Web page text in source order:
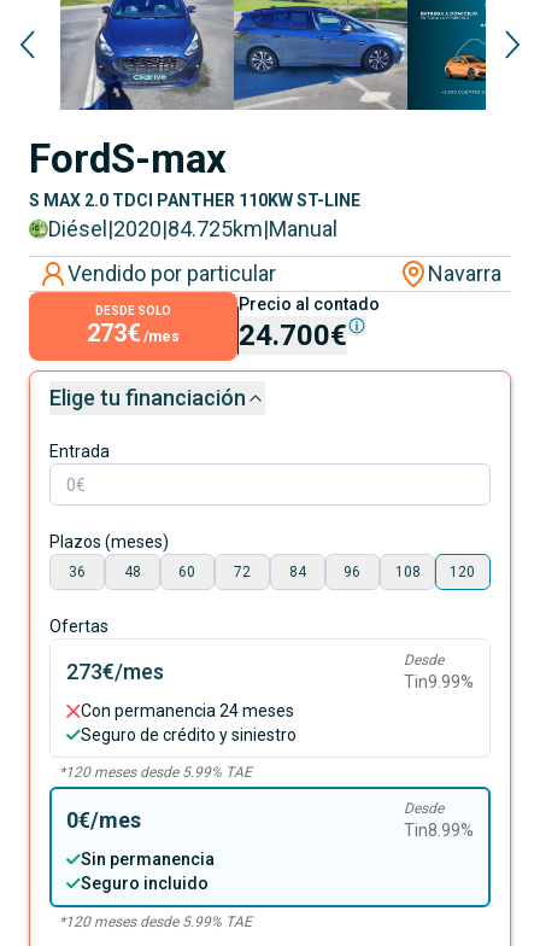
FordS-max
S MAX 2.0 TDCI PANTHER 110KW ST-LINE
Diésel |2020|84.725km|Manual
Vendido por particular
Navarra
DESDE SOLO
273€ /mes
Precio al contado
24.700€
Elige tu financiación
Entrada
Plazos (meses)
36 48 60 72 84 96 108 120
Ofertas
273€/mes Desde
Tin9.99%
Con permanencia 24 meses
Seguro de crédito y siniestro
*120meses desde 5.99% TAE
0€/mes Desde
Tin8.99%
Sin permanencia
Seguro incluido
*120meses desde 5.99% TAE